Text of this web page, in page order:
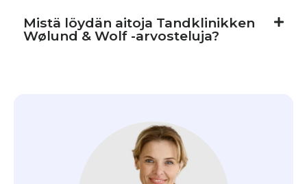
Mistä löydän aitoja Tandklinikken
Wølund & Wolf -arvosteluja?